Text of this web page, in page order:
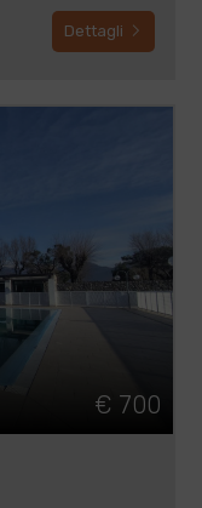
Dettagli
€ 700